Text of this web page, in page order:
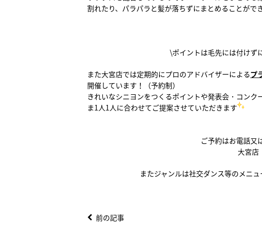
割れたり、パラパラと髪が落ちずにまとめることがで
\ポイントは毛先には付けず
また大宮店では定期的にプロのアドバイザーによるプ
開催しています！（予約制）
きれいなシニヨンをつくるポイントや発表会・コン
ま1人1人に合わせてご提案させていただきます
ご予約はお電話又
大宮
またジャンルは社交ダンス等のメニ
前の記事